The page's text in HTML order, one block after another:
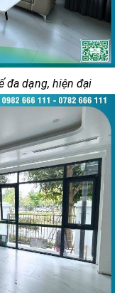
đa dạng, hiện đại